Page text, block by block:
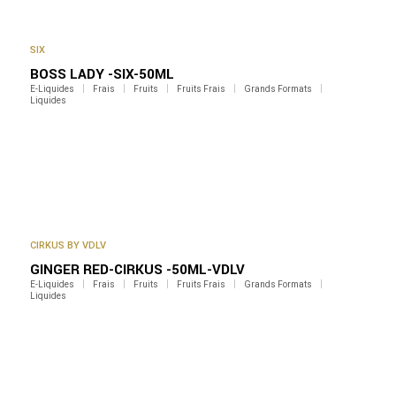
SIX
BOSS LADY -SIX-50ML
E-Liquides Frais Fruits Fruits Frais
Grands Formats
Liquides
CIRKUS BY VDLV
GINGER RED-CIRKUS -50ML-VDLV
E-Liquides Frais Fruits Fruits Frais
Grands Formats
Liquides